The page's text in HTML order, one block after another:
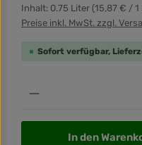
Inhalt: 0.75 Liter (15,87 € / 1
Preise inkl. MwSt. zzgl.
Sofort verfügbar,
Produkt Anzahl:
In den